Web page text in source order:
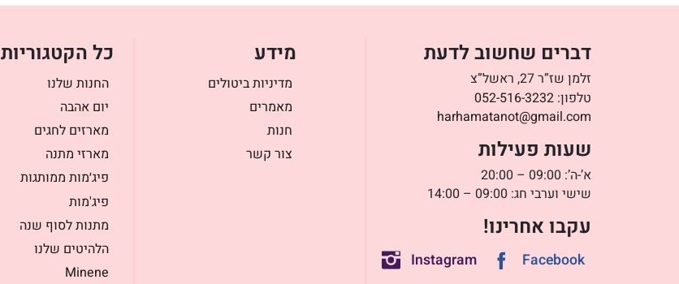
דברים שחשוב לדעת
זלמן שז”ר 27, ראשל”צ
טלפון: 052-516-3232
harhamatanot@gmail.com
שעות פעילות
א’-ה’: 09:00 – 20:00
שישי וערבי חג: 09:00 – 14:00
עקבו אחרינו!
Facebook
Instagram
מידע
מדיניות ביטולים
מאמרים
חנות
צור קשר
כל הקטגוריות
החנות שלנו
יום אהבה
מארזים לחגים
מארזי מתנה
פיג׳מות ממותגות
פיג'מות
מתנות לסוף שנה
הלהיטים שלנו
Minene